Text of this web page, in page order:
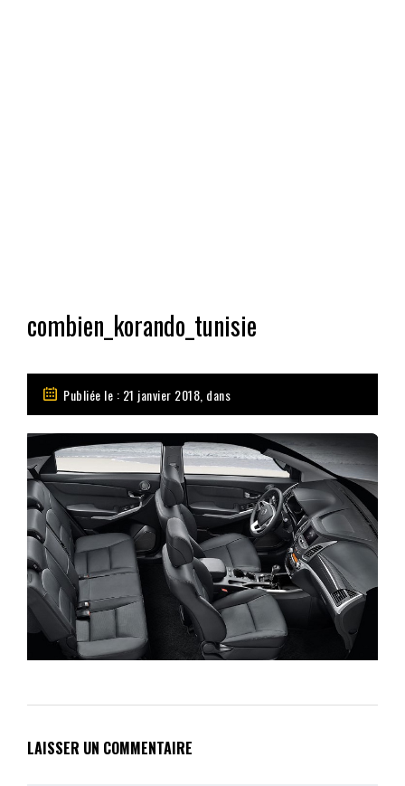
combien_korando_tunisie
Publiée le : 21 janvier 2018, dans
LAISSER UN COMMENTAIRE